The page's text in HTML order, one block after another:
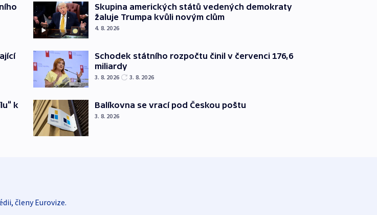
k
Skupina amerických států vedených demokraty
žaluje Trumpa kvůli novým clům
4. 8. 2026
Schodek státního rozpočtu činil v červenci 176,6
miliardy
3. 8. 2026 3. 8. 2026
Balíkovna se vrací pod Českou poštu
3. 8. 2026
členy Eurovize.